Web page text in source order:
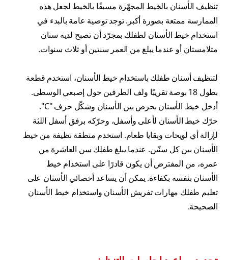
تنظيف الأسنان بالخيط المجهّزة مسبقًا بالخيط لجعل هذه
الممارسة ممتعة بصورة أكبر. توجد توصية عامة بالبدء في
استخدام خيط الأسنان لطفلك بمجرّد أن تصبح لديه سنان
متلامستان أو عندما يبلغ من العمر سنتين أو ثلاث سنوات.
لتنظيف أسنان طفلك باستخدام خيط الأسنان، استخدم قطعة
بطول 18 بوصة تقريبًا ولف الطرفين حول إصبعي الوسطى.
أدخل خيط الأسنان بحرص بين الأسنان وشكّل حرف "C".
حرّك خيط الأسنان لأعلى وأسفل، وحرّكه برفق أسفل اللثة
لإزالة أي لويحات وبقايا طعام. استخدم منطقة نظيفة من خيط
الأسنان بين كل سنّين. عندما يبلغ طفلك سن العاشرة من
عمره، من المفترض أن يكون قادرًا على استخدام خيط
الأسنان بنفسه بكفاءة. يمكن أن يساعد أخصائي الأسنان على
تعليم طفلك مهارات تفريش الأسنان واستخدام خيط الأسنان
الصحيحة.